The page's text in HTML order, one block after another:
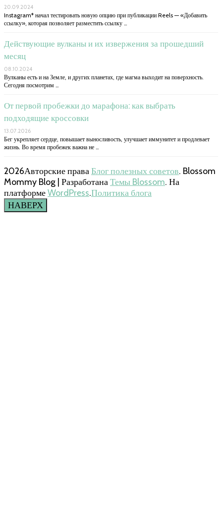
20.09.2024
Instagram* начал тестировать новую опцию при публикации Reels — «Добавить
ссылку», которая позволяет разместить ссылку …
Действующие вулканы и их извержения за прошедший
месяц
08.10.2024
Вулканы есть и на Земле, и других планетах, где магма выходит на поверхность.
Сегодня посмотрим …
От первой пробежки до марафона: как выбрать
подходящие кроссовки
13.07.2026
Бег укрепляет сердце, повышает выносливость, улучшает иммунитет и продлевает
жизнь. Во время пробежек важна не …
2026Авторские праваБлог полезных советов. Blossom
Mommy Blog | РазработанаТемы Blossom. На
платформеWordPress.Политика блога
НАВЕРХ